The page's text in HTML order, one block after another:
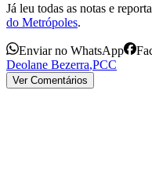
Já leu todas as notas e
do Metrópoles.
Enviar no WhatsApp
Deolane Bezerra,PCC
Ver Comentários